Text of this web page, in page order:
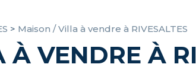
> Maison / Villa à vendre à RIVESALTES
VENDRE À